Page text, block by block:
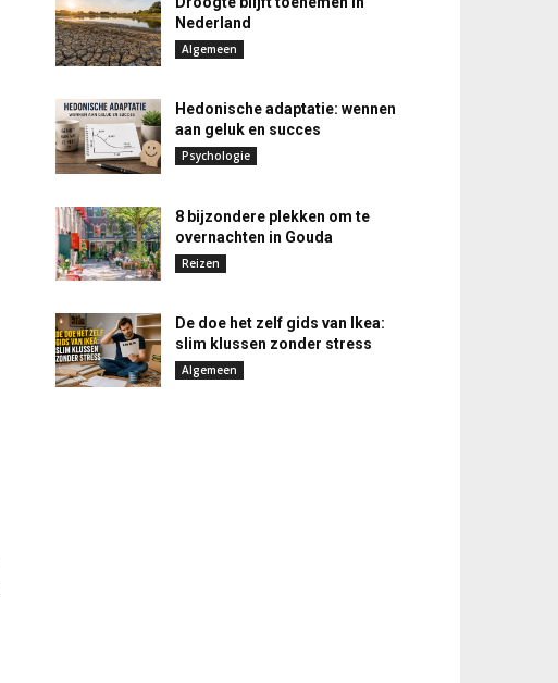
Nederland
Algemeen
Hedonische adaptatie: wennen
aan geluk en succes
Psychologie
8 bijzondere plekken om te
overnachten in Gouda
Reizen
De doe het zelf gids van Ikea:
slim klussen zonder stress
Algemeen